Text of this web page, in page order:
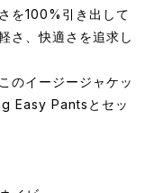
を100%引き出して
さ、快適さを追求し
のイージージャケッ
Easy Pantsとセッ